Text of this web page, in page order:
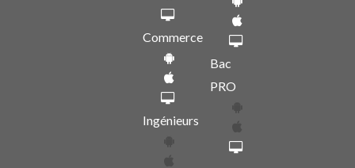
Commerce
Ingénieurs
Bac
PRO